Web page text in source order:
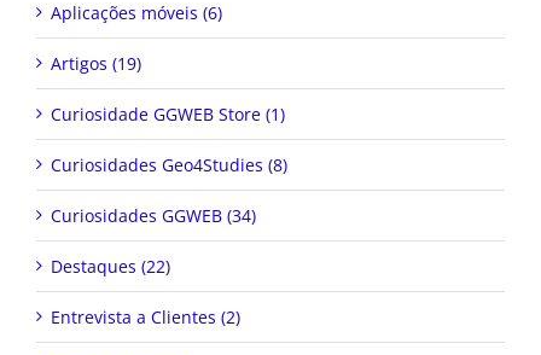
Aplicações móveis (6)
Artigos (19)
Curiosidade GGWEB Store (1)
Curiosidades Geo4Studies (8)
Curiosidades GGWEB (34)
Destaques (22)
Entrevista a Clientes (2)